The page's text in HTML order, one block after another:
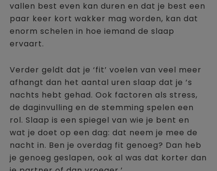
vallen best even kan duren en dat je best een
paar keer kort wakker mag worden, kan dat
enorm schelen in hoe iemand de slaap
ervaart.
Verder geldt dat je ‘fit’ voelen van veel meer
afhangt dan het aantal uren slaap dat je ’s
nachts hebt gehad. Ook factoren als stress,
de daginvulling en de stemming spelen een
rol. Slaap is een spiegel van wie je bent en
wat je doet op een dag: dat neem je mee de
nacht in. Ben je overdag fit genoeg? Dan heb
je genoeg geslapen, ook al was dat korter dan